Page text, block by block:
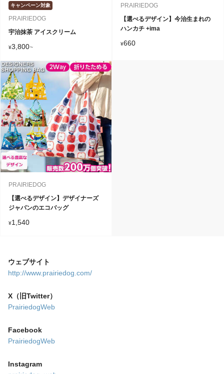
キャンペーン対象
PRAIRIEDOG
宇治抹茶 アイスクリーム
¥3,800~
PRAIRIEDOG
【選べるデザイン】今治生まれの
ハンカチ +ima
¥660
PRAIRIEDOG
【選べるデザイン】デザイナーズ
ジャパンのエコバッグ
¥1,540
ウェブサイト
http://www.prairiedog.com/
X（旧Twitter）
PrairiedogWeb
Facebook
PrairiedogWeb
Instagram